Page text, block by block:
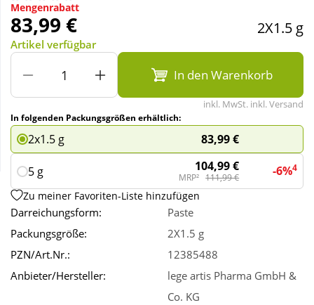
Sanitätshaus
Sport & Fitness
Tierbedarf
Mengenrabatt
83,99 € 2X1.5 g
Artikel verfügbar
In den Warenkorb
inkl. MwSt. inkl. Versand
In folgenden Packungsgrößen erhältlich:
2x1.5 g 83,99 €
5 g 104,99 €
MRP² 111,99 € -6%4
Zu meiner Favoriten-Liste hinzufügen
Darreichungsform:
Paste
Packungsgröße:
2X1.5 g
PZN/Art.Nr.:
12385488
Anbieter/Hersteller:
lege artis Pharma GmbH &
Co. KG